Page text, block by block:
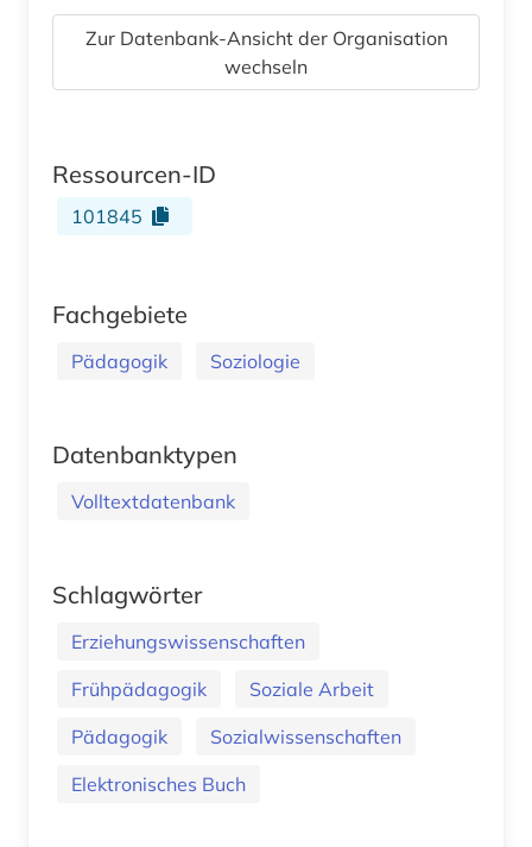
Zur Datenbank-Ansicht der Organisation
wechseln
Ressourcen-ID
101845
Fachgebiete
Pädagogik Soziologie
Datenbanktypen
Volltextdatenbank
Schlagwörter
Erziehungswissenschaften
Frühpädagogik
Soziale Arbeit
Pädagogik
Sozialwissenschaften
Elektronisches Buch